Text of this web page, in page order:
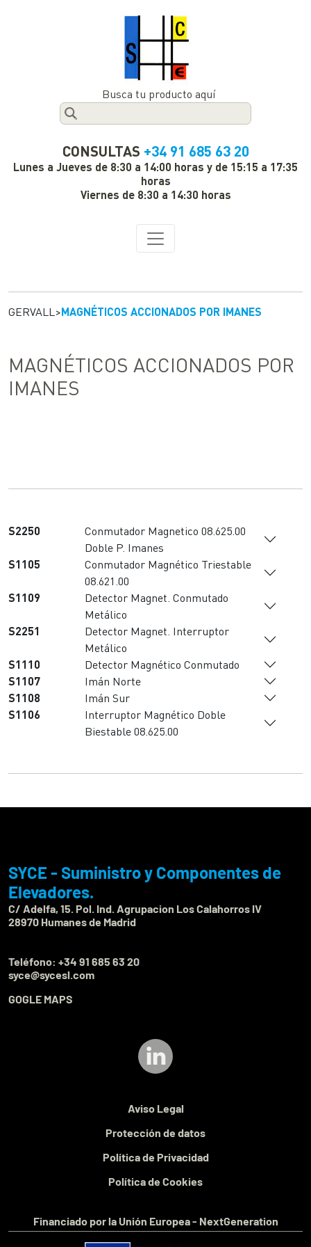
Busca tu producto aquí
CONSULTAS +34 91 685 63 20
Lunes a Jueves de 8:30 a 14:00 horas y de 15:15 a 17:35
horas
Viernes de 8:30 a 14:30 horas
GERVALL >MAGNÉTICOS ACCIONADOS POR IMANES
MAGNÉTICOS ACCIONADOS POR
IMANES
S2250
Conmutador Magnetico 08.625.00
Doble P. Imanes
S1105
Conmutador Magnético Triestable
08.621.00
S1109
Detector Magnet. Conmutado
Metálico
S2251
Detector Magnet. Interruptor
Metálico
S1110
Detector Magnético Conmutado
S1107
Imán Norte
S1108
Imán Sur
S1106
Interruptor Magnético Doble
Biestable 08.625.00
SYCE - Suministro y Componentes de
Elevadores.
C/ Adelfa, 15. Pol. Ind. Agrupacion Los Calahorros IV
28970 Humanes de Madrid
Teléfono: +34 91 685 63 20
syce@sycesl.com
GOGLE MAPS
Aviso Legal
Protección de datos
Política de Privacidad
Política de Cookies
Financiado por la Unión Europea - NextGeneration